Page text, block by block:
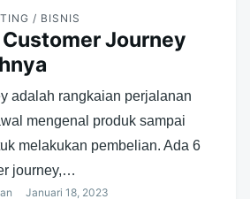
/ BISNIS
Customer Journey
adalah rangkaian perjalanan
mengenal produk sampai
melakukan pembelian. Ada 6
journey,…
Januari 18, 2023